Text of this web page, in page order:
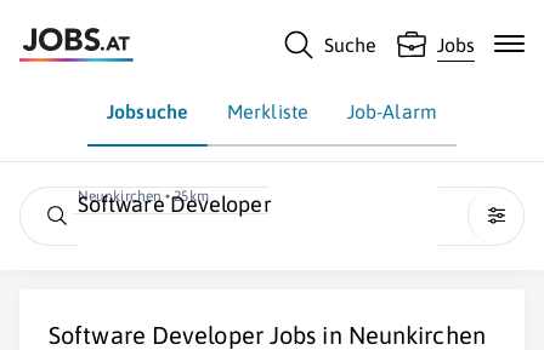
Suche Jobs
Jobsuche Merkliste Job-Alarm
Neunkirchen • 25km
Software Developer
Software DeveloperJobs in Neunkirchen